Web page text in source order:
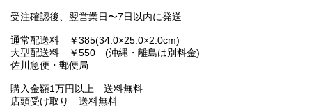
受注確認後、翌営業日〜7日以内に発送
通常配送料 ￥385(34.0×25.0×2.0cm)
大型配送料 ￥550 (沖縄・離島は別料金)
佐川急便・郵便局
購入金額1万円以上 送料無料
店頭受け取り 送料無料